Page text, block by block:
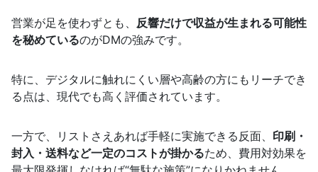
営業が足を使わずとも、 反響だけで収益が生まれる可能性
を秘めているのがDMの強みです。
特に、デジタルに触れにくい層や高齢の方にもリーチでき
る点は、現代でも高く評価されています。
一方で、リストさえあれば手軽に実施できる反面、 印刷・
封入・送料など一定のコストが掛かるため、費用対効果を